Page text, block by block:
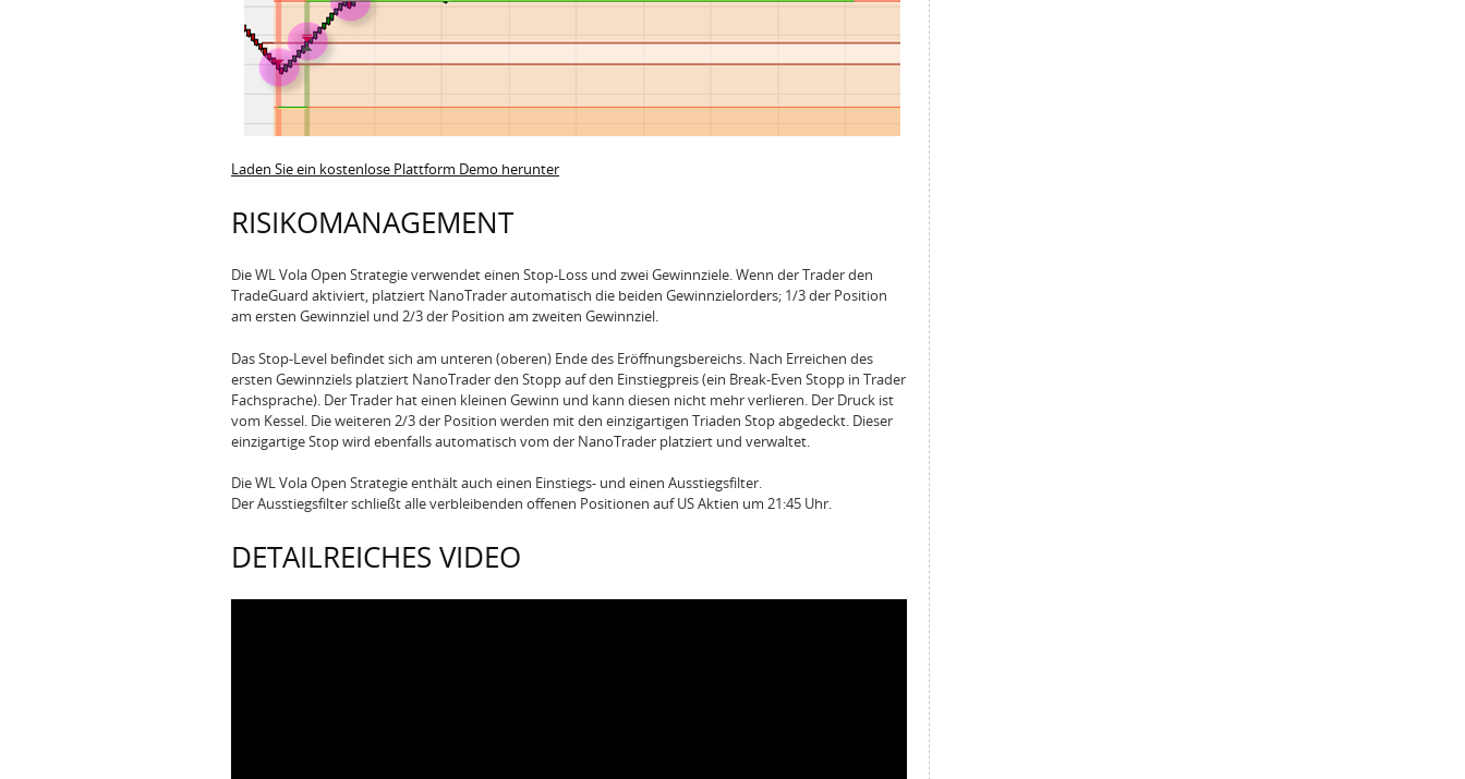
Laden Sie ein kostenlose Plattform Demo herunter
RISIKOMANAGEMENT
Die WL Vola Open Strategie verwendet einen Stop-Loss und zwei Gewinnziele. Wenn der Trader den
TradeGuard aktiviert, platziert NanoTrader automatisch die beiden Gewinnzielorders; 1/3 der Position
am ersten Gewinnziel und 2/3 der Position am zweiten Gewinnziel.
Das Stop-Level befindet sich am unteren (oberen) Ende des Eröffnungsbereichs. Nach Erreichen des
ersten Gewinnziels platziert NanoTrader den Stopp auf den Einstiegpreis (ein Break-Even Stopp in Trader
Fachsprache). Der Trader hat einen kleinen Gewinn und kann diesen nicht mehr verlieren. Der Druck ist
vom Kessel. Die weiteren 2/3 der Position werden mit den einzigartigen Triaden Stop abgedeckt. Dieser
einzigartige Stop wird ebenfalls automatisch vom der NanoTrader platziert und verwaltet.
Die WL Vola Open Strategie enthält auch einen Einstiegs- und einen Ausstiegsfilter.
Der Ausstiegsfilter schließt alle verbleibenden offenen Positionen auf US Aktien um 21:45 Uhr.
DETAILREICHES VIDEO